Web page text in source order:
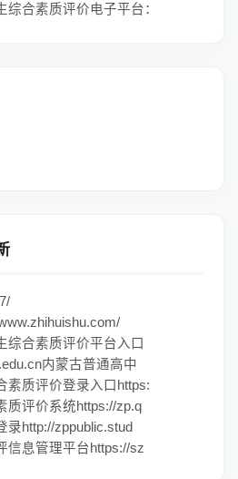
合素质评价电子平台：
综合素质评价平台入口
内蒙古普通高中
素质评价登录入口https:
质评价系统https://zp.q
录http://zppublic.stud
信息管理平台https://sz